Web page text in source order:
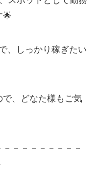
🌟
、しっかり稼ぎたい
、どなた様もご気
－－－－－－－－